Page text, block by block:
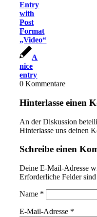
Entry
with
Post
Format
„Video“
A
nice
entry
0 Kommentare
Hinterlasse einen
An der Diskussion
Hinterlasse uns deinen
Schreibe einen
Deine E-Mail-Adresse
Erforderliche Felder
Name *
E-Mail-Adresse *